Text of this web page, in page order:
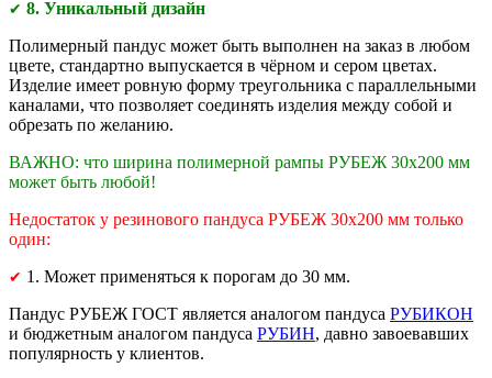
✔ 8. Уникальный дизайн
Полимерный пандус может быть выполнен на заказ в любом
цвете, стандартно выпускается в чёрном и сером цветах.
Изделие имеет ровную форму треугольника с параллельными
каналами, что позволяет соединять изделия между собой и
обрезать по желанию.
ВАЖНО: что ширина полимерной рампы РУБЕЖ 30х200 мм
может быть любой!
Недостаток у резинового пандуса РУБЕЖ 30х200 мм только
один:
✔ 1. Может применяться к порогам до 30 мм.
Пандус РУБЕЖ ГОСТ является аналогом пандуса РУБИКОН
и бюджетным аналогом пандуса РУБИН, давно завоевавших
популярность у клиентов.